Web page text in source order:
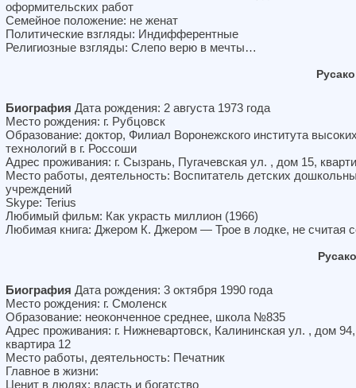
оформительских работ
Семейное положение: не женат
Политические взгляды: Индифферентные
Религиозные взгляды: Слепо верю в мечты…
Биография Дата рождения: 2 августа 1973 года
Место рождения: г. Рубцовск
Образование: доктор, Филиал Воронежского института
технологий в г. Россоши
Адрес проживания: г. Сызрань, Пугачевская ул. , дом 15,
Место работы, деятельность: Воспитатель детских
учреждений
Skype: Terius
Любимый фильм: Как украсть миллион (1966)
Любимая книга: Джером К. Джером — Трое в лодке, не считая
Биография Дата рождения: 3 октября 1990 года
Место рождения: г. Смоленск
Образование: неоконченное среднее, школа №835
Адрес проживания: г. Нижневартовск, Калининская ул. , дом 94,
квартира 12
Место работы, деятельность: Печатник
Главное в жизни:
Ценит в людях: власть и богатство